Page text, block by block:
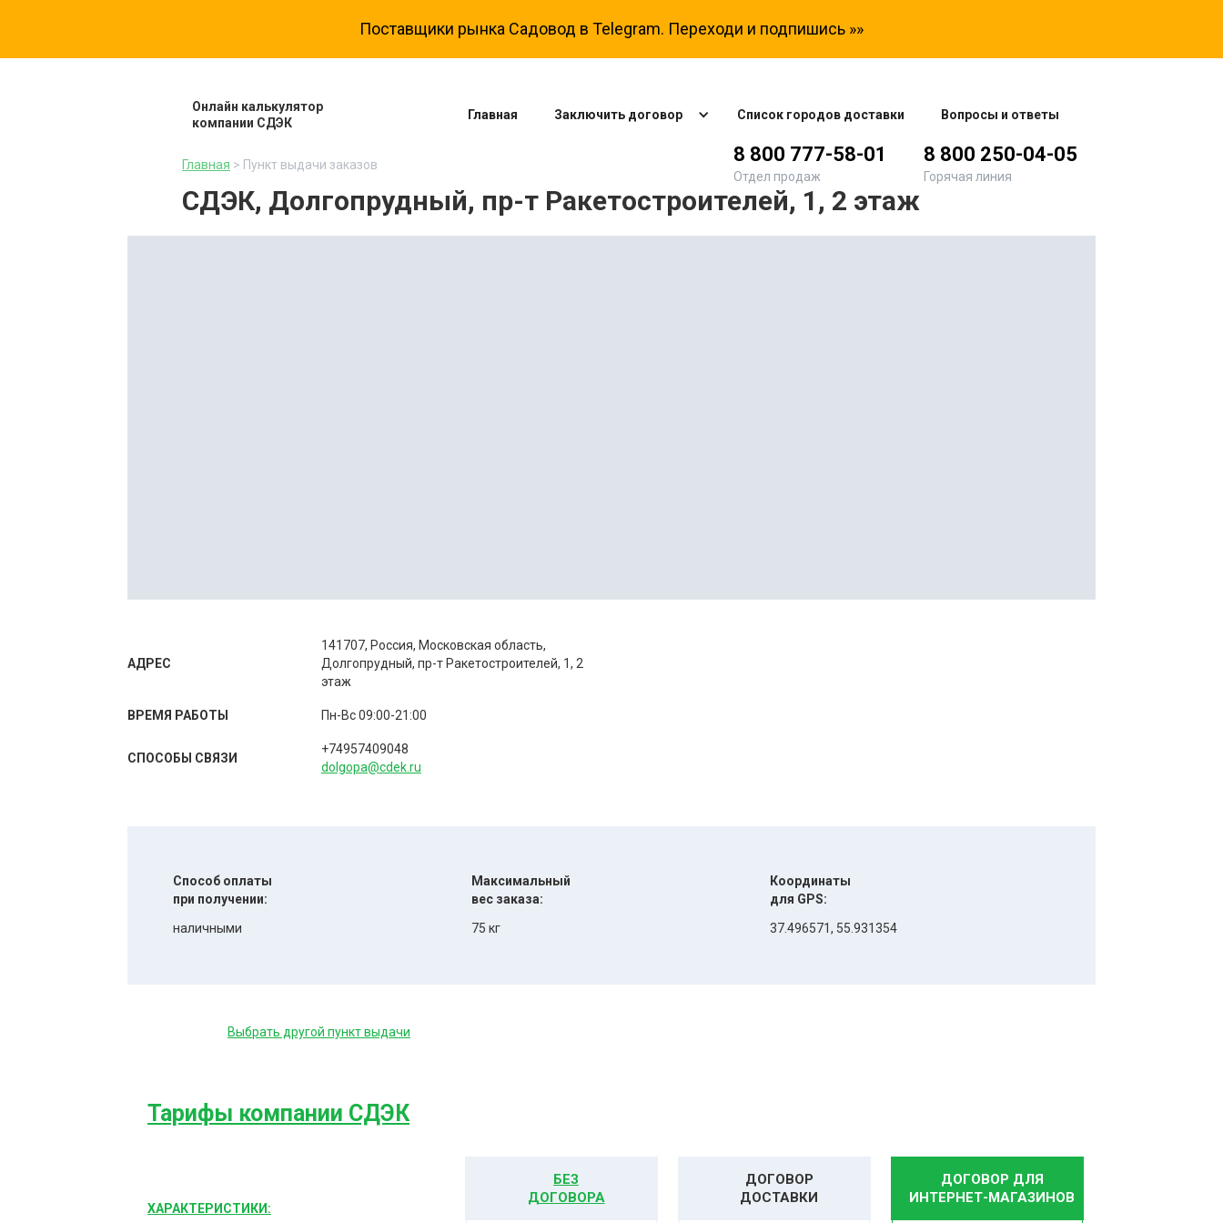
Поставщики рынка Садовод в Telegram. Переходи и подпишись »»
Онлайн калькулятор
компании СДЭК
Главная Заключить договор Список городов доставки Вопросы и ответы
8 800 777-58-01
Отдел продаж
8 800 250-04-05
Горячая линия
Главная > Пункт выдачи заказов
СДЭК, Долгопрудный, пр-т Ракетостроителей, 1, 2 этаж
АДРЕС
141707, Россия, Московская область,
Долгопрудный, пр-т Ракетостроителей, 1, 2
этаж
ВРЕМЯ РАБОТЫ Пн-Вс 09:00-21:00
СПОСОБЫ CВЯЗИ
+74957409048
dolgopa@cdek.ru
Способ оплаты
при получении:
наличными
Максимальный
вес заказа:
75 кг
Координаты
для GPS:
37.496571, 55.931354
Выбрать другой пункт выдачи
Тарифы компании СДЭК
ХАРАКТЕРИСТИКИ:
БЕЗ
ДОГОВОРА
ДОГОВОР
ДОСТАВКИ
ДОГОВОР ДЛЯ
ИНТЕРНЕТ-МАГАЗИНОВ